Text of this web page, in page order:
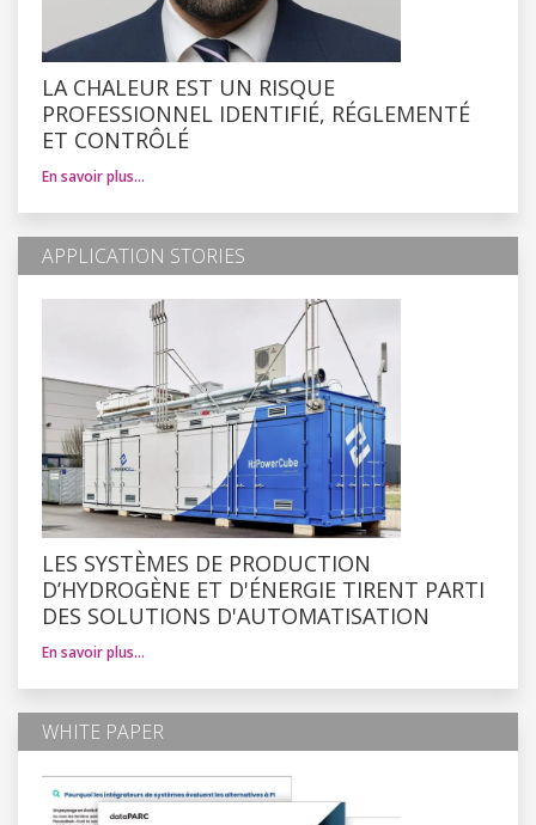
LA CHALEUR EST UN RISQUE
PROFESSIONNEL IDENTIFIÉ, RÉGLEMENTÉ
ET CONTRÔLÉ
En savoir plus…
APPLICATION STORIES
LES SYSTÈMES DE PRODUCTION
D’HYDROGÈNE ET D'ÉNERGIE TIRENT PARTI
DES SOLUTIONS D'AUTOMATISATION
En savoir plus…
WHITE PAPER